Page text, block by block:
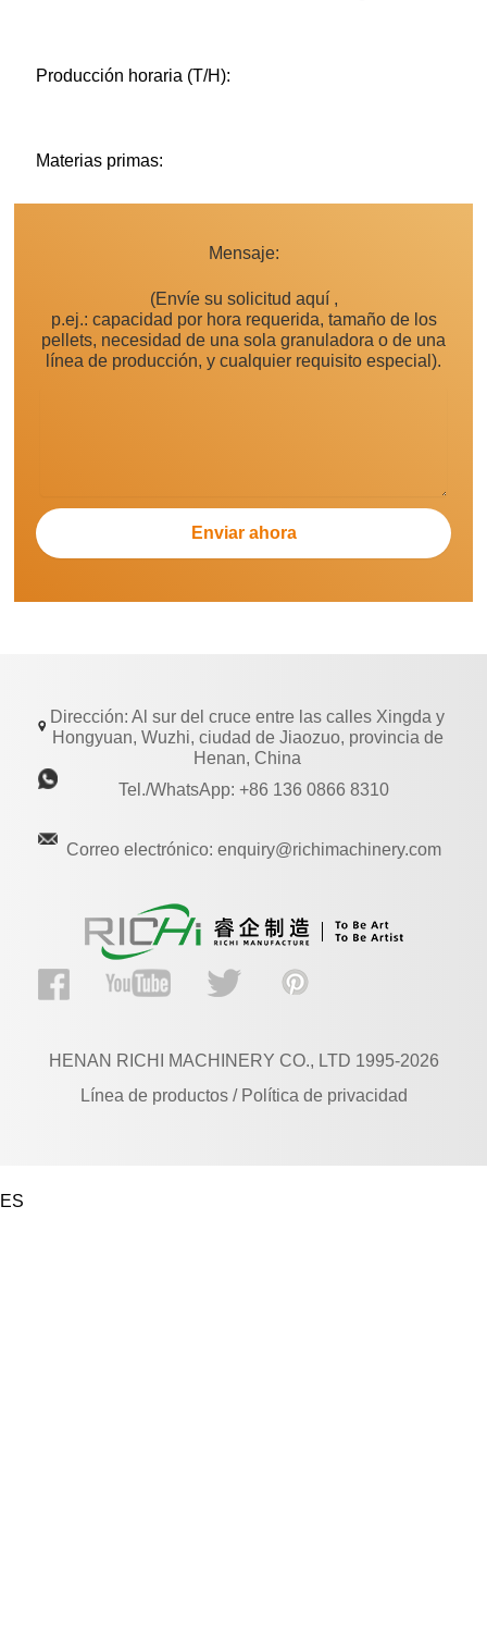
Producción horaria (T/H):
Materias primas:
Mensaje:
(Envíe su solicitud aquí ,
p.ej.: capacidad por hora requerida, tamaño de los
pellets, necesidad de una sola granuladora o de una
línea de producción, y cualquier requisito especial).
Dirección: Al sur del cruce entre las calles Xingda y
Hongyuan, Wuzhi, ciudad de Jiaozuo, provincia de
Henan, China
Tel./WhatsApp: +86 136 0866 8310
Correo electrónico: enquiry@richimachinery.com
HENAN RICHI MACHINERY CO., LTD 1995-2026
Línea de productos / Política de privacidad
ES